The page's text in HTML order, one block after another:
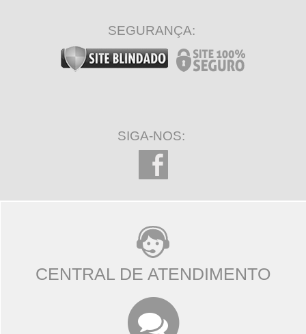
SEGURANÇA:
SIGA-NOS:
CENTRAL DE ATENDIMENTO